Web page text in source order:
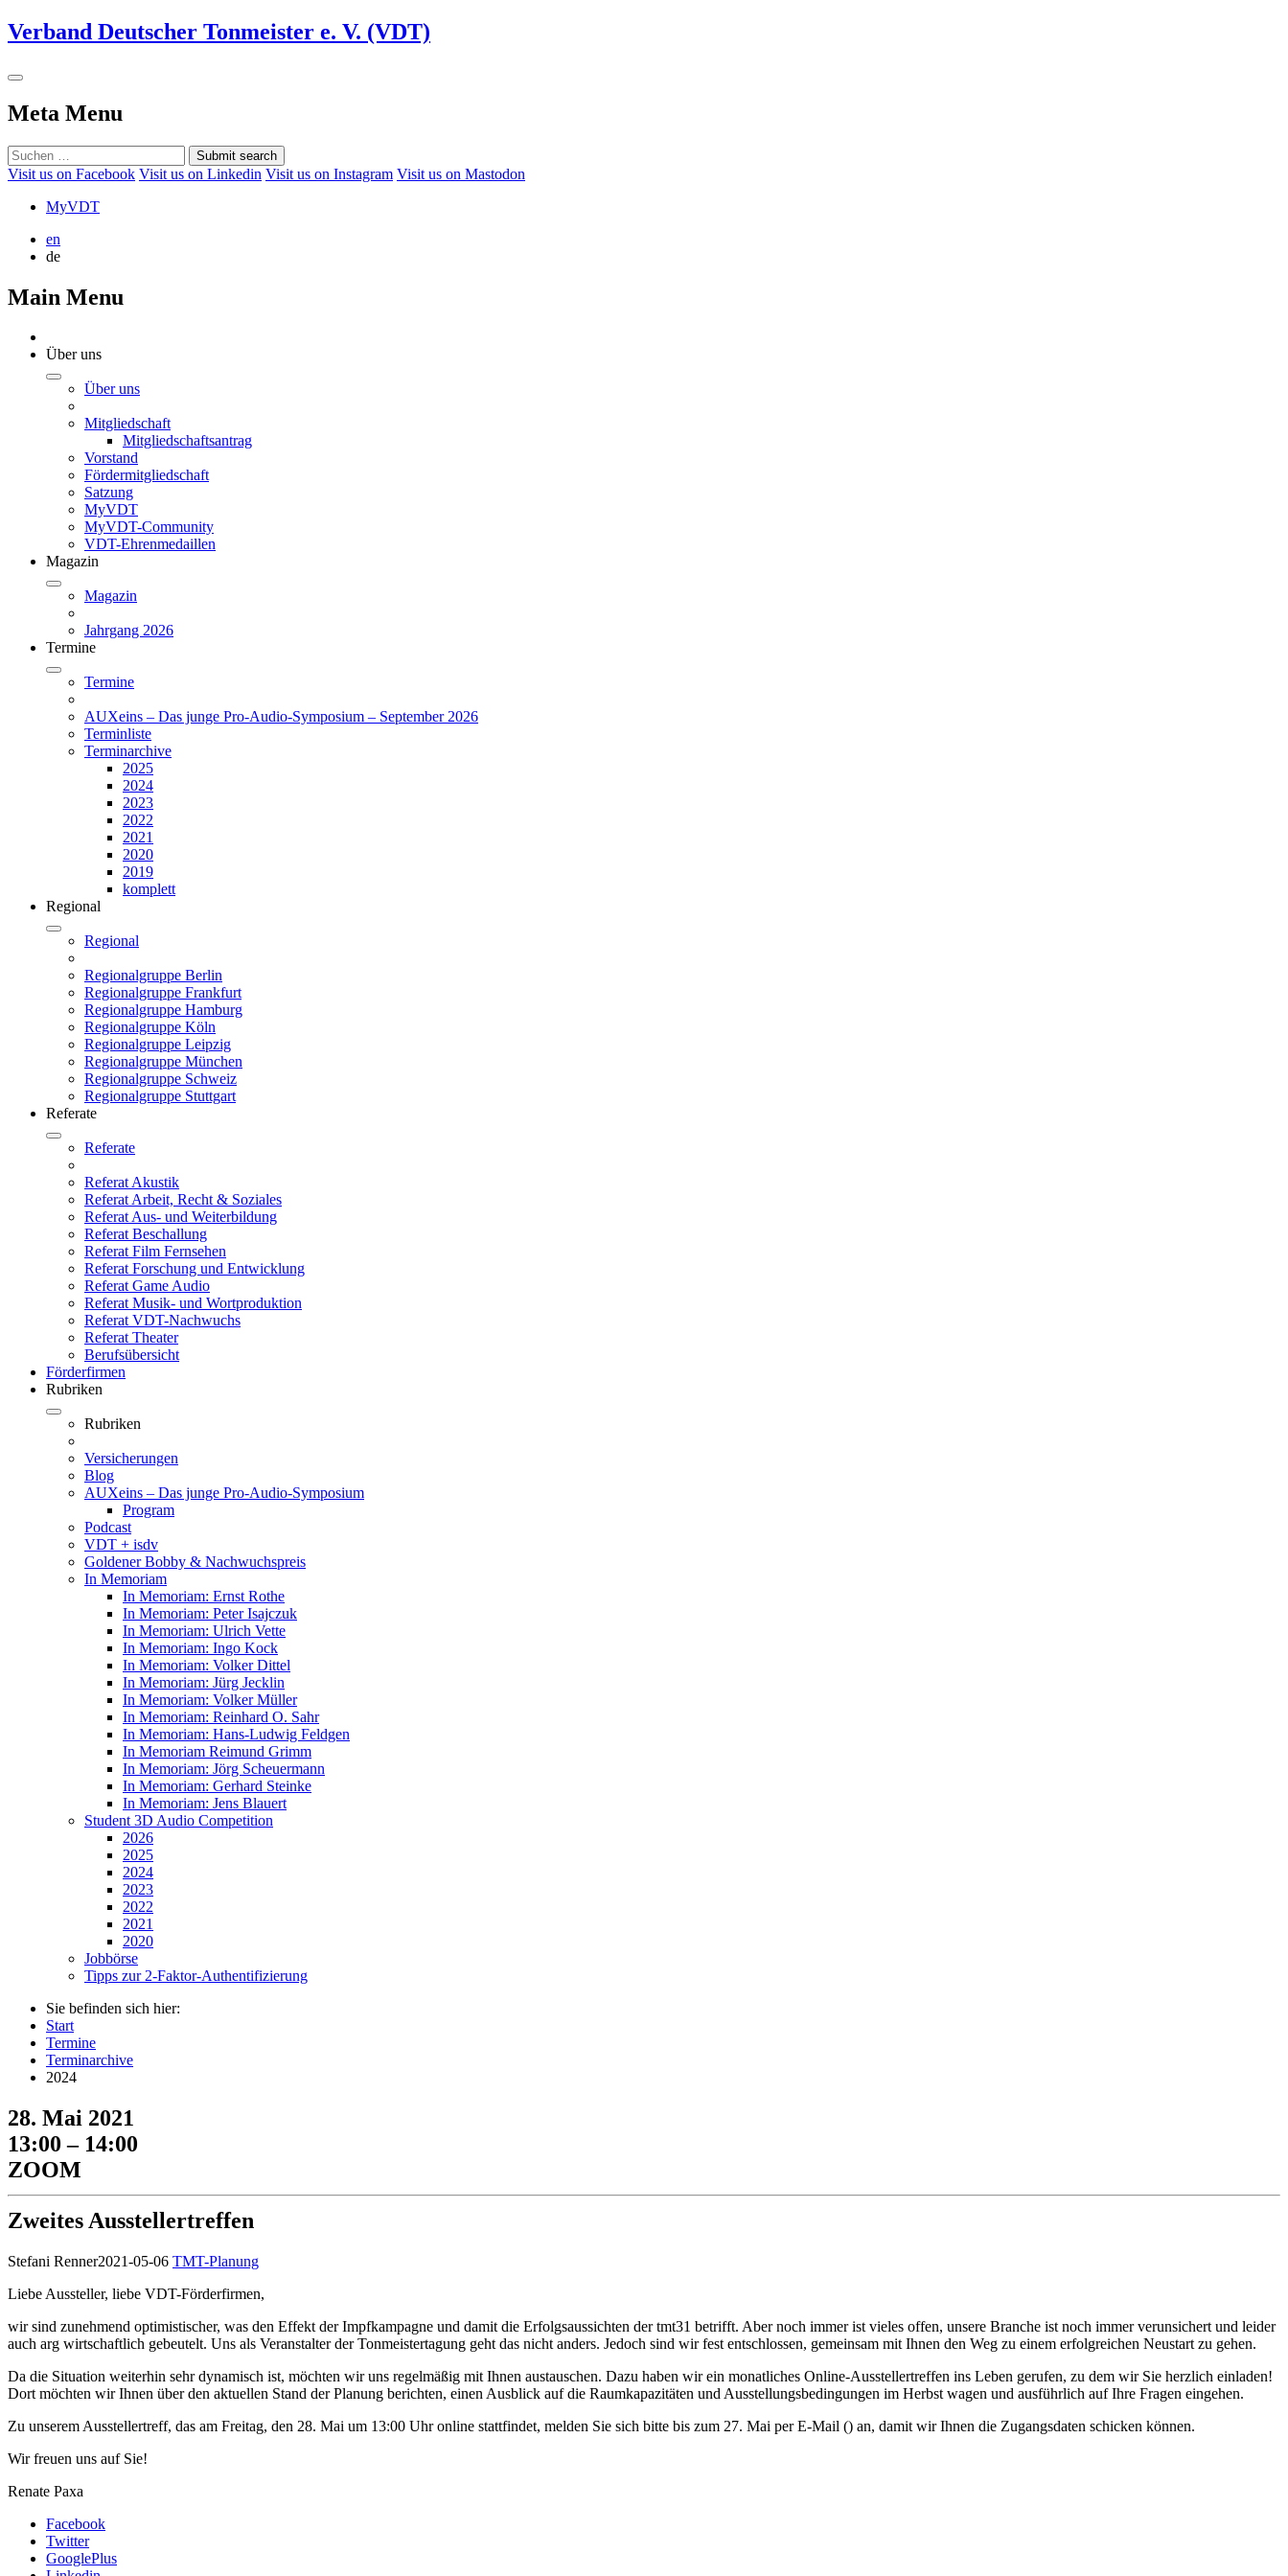
Verband Deutscher Tonmeister e. V. (VDT)
Meta Menu
Submit search
Visit us on Facebook Visit us on Linkedin Visit us on Instagram Visit us on Mastodon
MyVDT
en
de
Main Menu
Über uns
Über uns
Mitgliedschaft
Mitgliedschaftsantrag
Vorstand
Fördermitgliedschaft
Satzung
MyVDT
MyVDT-Community
VDT-Ehrenmedaillen
Magazin
Magazin
Jahrgang 2026
Termine
Termine
AUXeins – Das junge Pro-Audio-Symposium – September 2026
Terminliste
Terminarchive
2025
2024
2023
2022
2021
2020
2019
komplett
Regional
Regional
Regionalgruppe Berlin
Regionalgruppe Frankfurt
Regionalgruppe Hamburg
Regionalgruppe Köln
Regionalgruppe Leipzig
Regionalgruppe München
Regionalgruppe Schweiz
Regionalgruppe Stuttgart
Referate
Referate
Referat Akustik
Referat Arbeit, Recht & Soziales
Referat Aus- und Weiterbildung
Referat Beschallung
Referat Film Fernsehen
Referat Forschung und Entwicklung
Referat Game Audio
Referat Musik- und Wortproduktion
Referat VDT-Nachwuchs
Referat Theater
Berufsübersicht
Förderfirmen
Rubriken
Rubriken
Versicherungen
Blog
AUXeins – Das junge Pro-Audio-Symposium
Program
Podcast
VDT + isdv
Goldener Bobby & Nachwuchspreis
In Memoriam
In Memoriam: Ernst Rothe
In Memoriam: Peter Isajczuk
In Memoriam: Ulrich Vette
In Memoriam: Ingo Kock
In Memoriam: Volker Dittel
In Memoriam: Jürg Jecklin
In Memoriam: Volker Müller
In Memoriam: Reinhard O. Sahr
In Memoriam: Hans-Ludwig Feldgen
In Memoriam Reimund Grimm
In Memoriam: Jörg Scheuermann
In Memoriam: Gerhard Steinke
In Memoriam: Jens Blauert
Student 3D Audio Competition
2026
2025
2024
2023
2022
2021
2020
Jobbörse
Tipps zur 2-Faktor-Authentifizierung
Sie befinden sich hier:
Start
Termine
Terminarchive
2024
28. Mai 2021
13:00 – 14:00
ZOOM
Zweites Ausstellertreffen
Stefani Renner2021-05-06 TMT-Planung
Liebe Aussteller, liebe VDT-Förderfirmen,
wir sind zunehmend optimistischer, was den Effekt der Impfkampagne und damit die Erfolgsaussichten der tmt31 betrifft. Aber noch immer ist vieles offen, unsere Branche ist noch immer verunsichert und leider
auch arg wirtschaftlich gebeutelt. Uns als Veranstalter der Tonmeistertagung geht das nicht anders. Jedoch sind wir fest entschlossen, gemeinsam mit Ihnen den Weg zu einem erfolgreichen Neustart zu gehen.
Da die Situation weiterhin sehr dynamisch ist, möchten wir uns regelmäßig mit Ihnen austauschen. Dazu haben wir ein monatliches Online-Ausstellertreffen ins Leben gerufen, zu dem wir Sie herzlich einladen!
Dort möchten wir Ihnen über den aktuellen Stand der Planung berichten, einen Ausblick auf die Raumkapazitäten und Ausstellungsbedingungen im Herbst wagen und ausführlich auf Ihre Fragen eingehen.
Zu unserem Ausstellertreff, das am Freitag, den 28. Mai um 13:00 Uhr online stattfindet, melden Sie sich bitte bis zum 27. Mai per E-Mail () an, damit wir Ihnen die Zugangsdaten schicken können.
Wir freuen uns auf Sie!
Renate Paxa
Facebook
Twitter
GooglePlus